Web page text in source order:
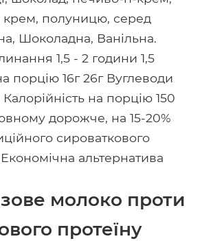
полуницю, серед
Шоколадна, Ванільна.
1,5 - 2 години 1,5
порцію 16г 26г Вуглеводи
на порцію 150
дорожче, на 15-20%
сироваткового
альтернатива
молоко проти
протеїну